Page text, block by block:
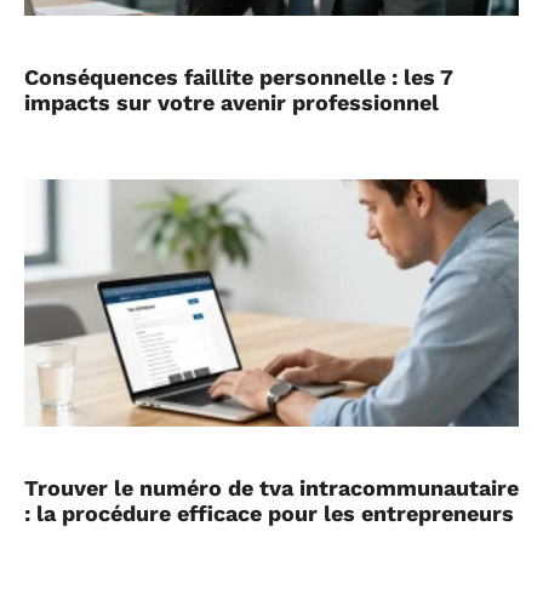
Conséquences faillite personnelle : les 7
impacts sur votre avenir professionnel
Trouver le numéro de tva intracommunautaire
: la procédure efficace pour les entrepreneurs